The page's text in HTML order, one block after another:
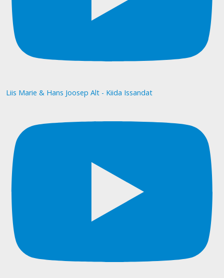
Liis Marie & Hans Joosep Alt - Kiida Issandat